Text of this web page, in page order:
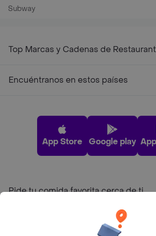
Subway
Top Marcas y Cadenas de
Encuéntranos en estos países
App Store Google play
Pide tu comida favorita cerca de ti